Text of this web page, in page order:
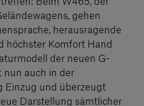
gehen
herausragende
höchster Komfort Hand
der neuen G-
nun auch in der
Einzug und überzeugt
Darstellung sämtlicher